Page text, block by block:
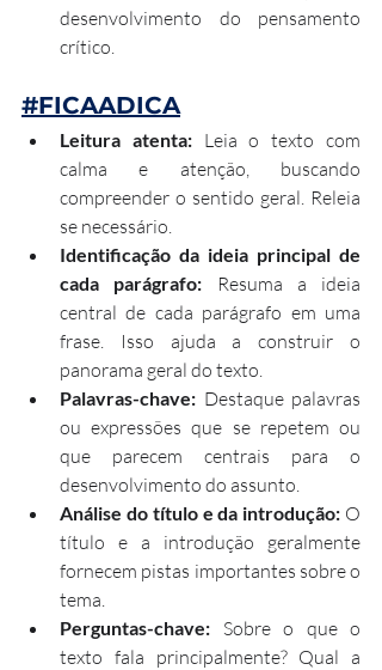
desenvolvimento do pensamento
crítico.
#FICAADICA
Leitura atenta: Leia o texto com
calma e atenção, buscando
compreender o sentido geral. Releia
se necessário.
Identificação da ideia principal de
cada parágrafo:
Resuma a ideia
central de cada parágrafo em uma
frase. Isso ajuda a construir o
panorama geral do texto.
Palavras-chave: Destaque palavras
ou expressões que se repetem ou
que parecem centrais para o
desenvolvimento do assunto.
Análise do título e da introdução: O
título e a introdução geralmente
fornecem pistas importantes sobre o
tema.
Perguntas-chave: Sobre o que o
texto fala principalmente? Qual a